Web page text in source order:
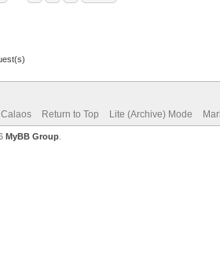
Calaos Return to Top Lite (Archive) Mode
MyBB Group